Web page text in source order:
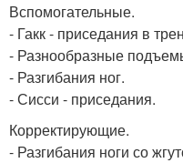
Вспомогательные.
- Гакк - приседания в
- Разнообразные
- Разгибания ног.
- Сисси - приседания.
Корректирующие.
- Разгибания ноги со